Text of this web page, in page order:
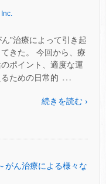
”治療によって引き起
きた。 今回から、療
ポイント、適度な運
ための日常的 …
続きを読む ›
がん治療による様々な